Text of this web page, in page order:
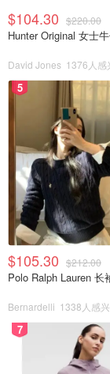
$104.30 $220.00
Hunter Original 女
David Jones 1376人感
5
$105.30 $212.00
Polo
Bernardelli 1338人感
7